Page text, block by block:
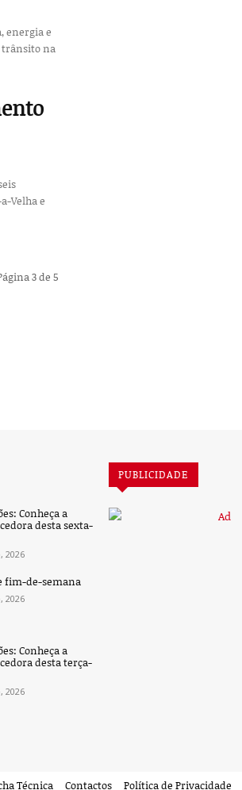
energia e
trânsito na
Velha e
3 de 5
Conheça a
desta sexta-
2026
fim-de-semana
2026
Conheça a
desta terça-
2026
PUBLICIDADE
Técnica Contactos Política de Privacidade